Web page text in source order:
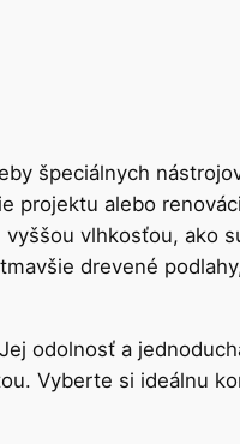
špeciálnych
projektu alebo
vlhkosťou, ako
drevené
odolnosť a
Vyberte si ideálnu